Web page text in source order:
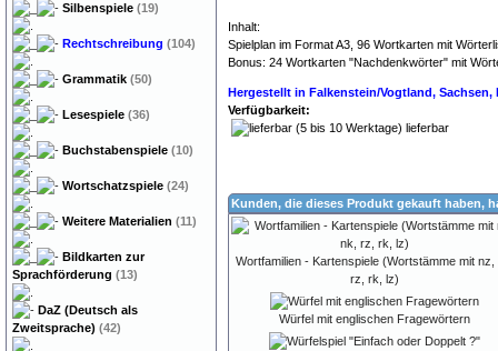
Inhalt:
Spielplan im Format A3, 96 Wortkarten mit
Bonus: 24 Wortkarten "Nachdenkwörter" mit
Hergestellt in Falkenstein/Vogtland, Sachsen,
Verfügbarkeit:
lieferbar
Kunden, die dieses Produkt gekauft haben,
Wortfamilien - Kartenspiele (Wortstämme mit nz,
rz, rk, lz)
Würfel mit englischen Fragewörtern
Silbenspiele (19)
Rechtschreibung (104)
Grammatik (50)
Lesespiele (36)
Buchstabenspiele (10)
Wortschatzspiele (24)
Weitere Materialien (11)
Bildkarten zur
Sprachförderung (13)
DaZ (Deutsch als
Zweitsprache) (42)